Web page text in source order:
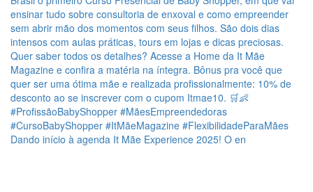
Dando início à agenda It Mãe Experience 2025! O en